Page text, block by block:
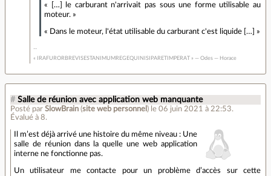
« […] le carburant n'arrivait pas sous une forme utilisable au
moteur. »
« Dans le moteur, l'état utilisable du carburant c'est liquide […] »
« IRAFURORBREVISESTANIMUMREGEQUINISIPARETIMPERAT » — Odes — Horace
# Salle de réunion avec application web manquante
Posté par SlowBrain (site web personnel ) le 06 juin 2021 à 22:53.
Évalué à 8.
Il m’est déjà arrivé une histoire du même niveau : Une
salle de réunion dans la quelle une web application
interne ne fonctionne pas.
Un utilisateur me contacte pour un problème d’accès sur cette